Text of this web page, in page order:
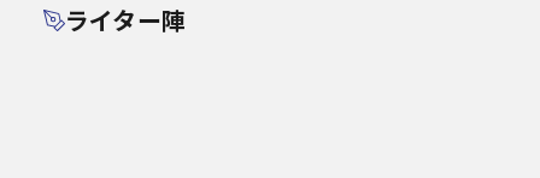
ライター陣